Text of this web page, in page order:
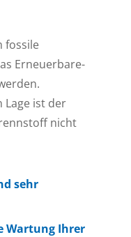
fossile
Erneuerbare-
ist der
nicht
sehr
Wartung Ihrer